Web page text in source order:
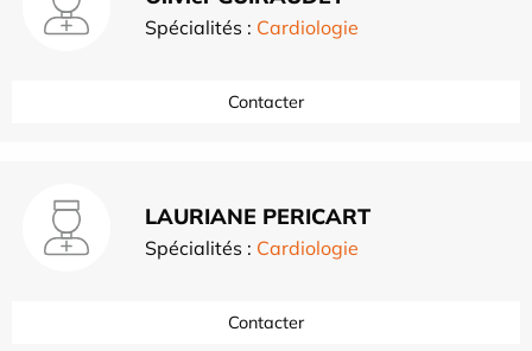
Spécialités : Cardiologie
Contacter
LAURIANE PERICART
Spécialités : Cardiologie
Contacter